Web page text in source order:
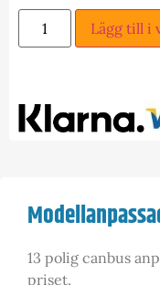
Lägg till i
13 polig canbus
priset.